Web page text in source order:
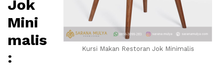
Kursi Makan Restoran Jok Minimalis
Jok
Mini
malis
: